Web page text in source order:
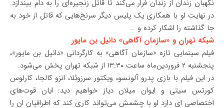
نگهبان زندان از زندان فرار می‌کند تا قاتل زنجیره‌ای را به دام بیندازد.
در نهایت او با همکاری یک پلیس دیگر سرنخ‌هایی که قاتل از خود به
جا گذاشته را اشکار کرده و …
شبکه تهران و «سازمان آگاهی» دانیل بن مایور
فیلم سینمایی تازه «سازمان آگاهی» به کارگردانی «دانیل بن مایور»،
پنجشنبه ۲ فروردین‌ماه ساعت ۱۳:۳۰ از شبکه تهران پخش می‌شود.
در این فیلم با بازی پدرو آلونسو، ویکتور سرزوئلا، انزو کالجا، کارلوس
کورتس سیتی و ایوان میلان دیاز خواهیم دید: ایان قوت‌های
اختصاصی ای دارد او با چشمش می‌تواند کاری کند که اطرافیان ان را